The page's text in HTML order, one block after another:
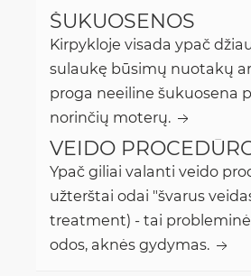
ŠUKUOSENOS
Kirpykloje visada ypač
sulaukę būsimų nuotakų
proga neeiline šukuosena
norinčių moterų.
VEIDO
Ypač giliai valanti veido
užterštai odai "švarus
treatment) - tai
odos, aknės gydymas.